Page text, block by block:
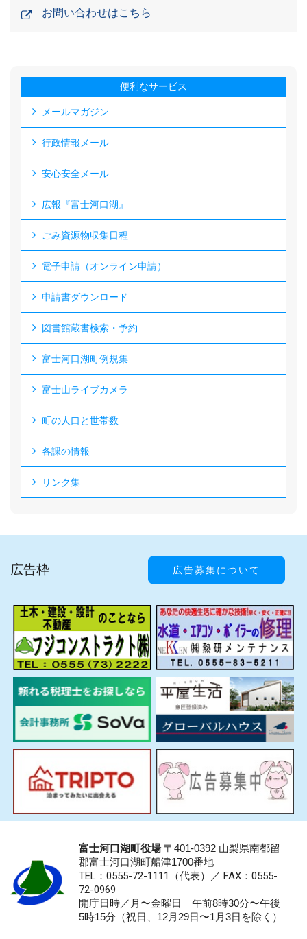
お問い合わせはこちら
便利なサービス
メールマガジン
行政情報メール
安心安全メール
広報『富士河口湖』
ごみ資源物収集日程
電子申請（オンライン申請）
申請書ダウンロード
図書館蔵書検索・予約
富士河口湖町例規集
富士山ライブカメラ
町の人口と世帯数
各課の情報
リンク集
広告枠 広告募集について
富士河口湖町役場〒401-0392 山梨県南都留
郡富士河口湖町船津1700番地
TEL：0555-72-1111 （代表）／ FAX：0555-
72-0969
開庁日時／月〜金曜日 午前8時30分〜午後
5時15分（祝日、12月29日〜1月3日を除く）